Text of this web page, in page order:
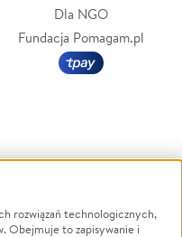
Dla NGO
Fundacja Pomagam.pl
Powódź
rozwiązań technologicznych,
Obejmuje to zapisywanie i